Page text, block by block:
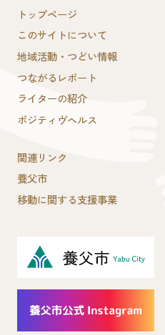
トップページ
このサイトについて
地域活動・つどい情報
つながるレポート
ライターの紹介
ポジティヴヘルス
関連リンク
養父市
移動に関する支援事業